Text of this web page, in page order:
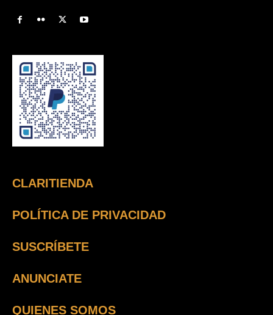
CLARITIENDA
POLÍTICA DE PRIVACIDAD
SUSCRÍBETE
ANUNCIATE
QUIENES SOMOS